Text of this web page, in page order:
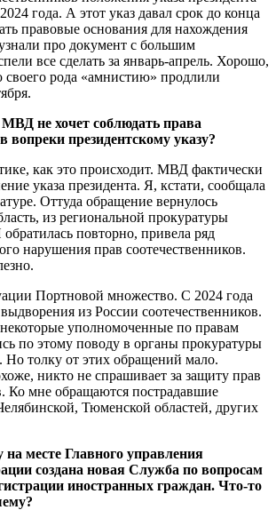
года. А этот указ давал срок до конца
правовые основания для нахождения
про документ с большим
все сделать за январь-апрель. Хорошо,
своего рода «амнистию» продлили
не хочет соблюдать права
вопреки президентскому указу?
как это происходит. МВД фактически
указа президента. Я, кстати, сообщала
Оттуда обращение вернулось
из региональной прокуратуры
повторно, привела ряд
нарушения прав соотечественников.
Портновой множество. С 2024 года
из России соотечественников.
уполномоченные по правам
по этому поводу в органы прокуратуры
Но толку от этих обращений мало.
никто не спрашивает за защиту прав
Ко мне обращаются пострадавшие
Тюменской областей, других
месте Главного управления
создана новая Служба по вопросам
иностранных граждан. Что-то